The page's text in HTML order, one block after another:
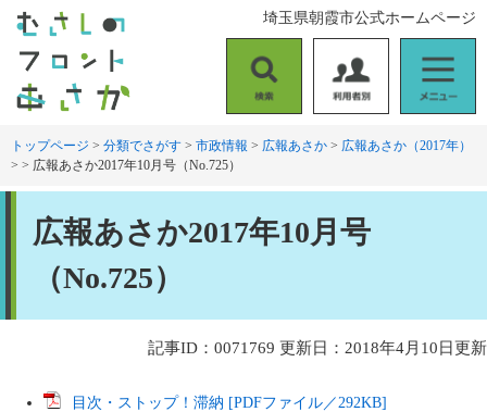
す
。
し
て
索
用
者
ニ
ュ
埼玉県朝霞市公式ホームページ
トップページ > 分類でさがす > 市政情報 > 広報あさか > 広報あさか（2017年）
> > 広報あさか2017年10月号（No.725）
広報あさか2017年10月号
（No.725）
記事ID：0071769 更新日：2018年4月10日更新
目次・ストップ！滞納 [PDFファイル／292KB]